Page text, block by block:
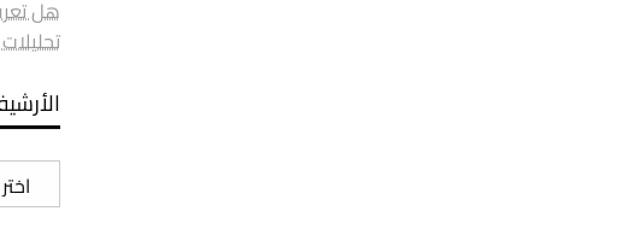
هل
الأرشيف